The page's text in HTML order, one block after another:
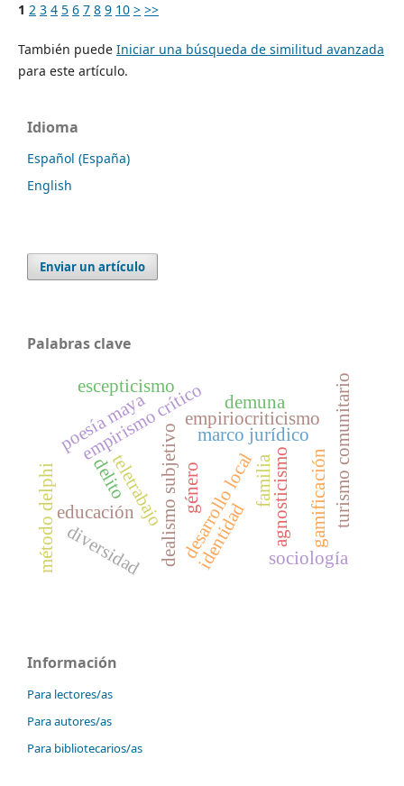
1 2 3 4 5 6 7 8 9 10 > >>
También puede Iniciar una búsqueda de similitud avanzada
para este artículo.
Idioma
Español (España)
English
Enviar un artículo
Palabras clave
empiriocriticismo
empirismo crítico
dealismo subjetivo
escepticismo
agnosticismo
marco jurídico
teletrabajo desarrollo local sociología
educación
familia
método delphi gamificaciónturismo comunitario
diversidad
poesía maya
identidad
género
demuna
delito
Información
Para lectores/as
Para autores/as
Para bibliotecarios/as